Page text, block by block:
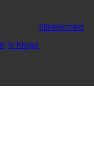
Iz Kruga
SlikeKontakt